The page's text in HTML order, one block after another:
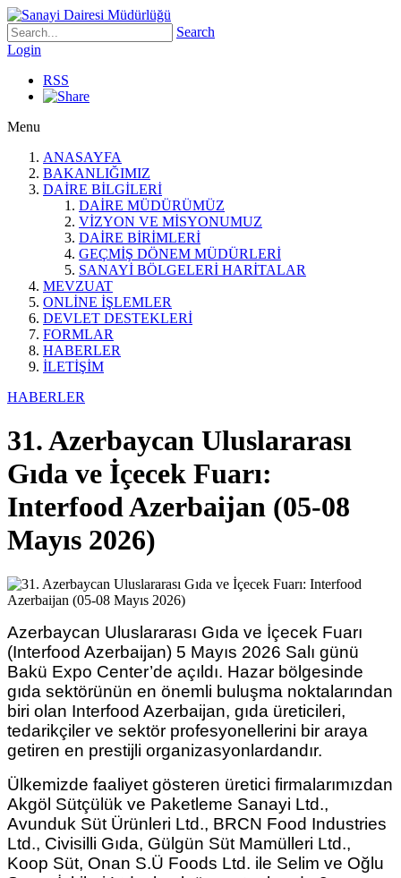
Search
Login
RSS
Menu
ANASAYFA
BAKANLIĞIMIZ
DAİRE BİLGİLERİ
DAİRE MÜDÜRÜMÜZ
VİZYON VE MİSYONUMUZ
DAİRE BİRİMLERİ
GEÇMİŞ DÖNEM MÜDÜRLERİ
SANAYİ BÖLGELERİ HARİTALAR
MEVZUAT
ONLİNE İŞLEMLER
DEVLET DESTEKLERİ
FORMLAR
HABERLER
İLETİŞİM
HABERLER
31. Azerbaycan Uluslararası
Gıda ve İçecek Fuarı:
Interfood Azerbaijan (05-08
Mayıs 2026)
Azerbaycan Uluslararası Gıda ve İçecek Fuarı
(Interfood Azerbaijan) 5 Mayıs 2026 Salı günü
Bakü Expo Center’de açıldı. Hazar bölgesinde
gıda sektörünün en önemli buluşma noktalarından
biri olan Interfood Azerbaijan, gıda üreticileri,
tedarikçiler ve sektör profesyonellerini bir araya
getiren en prestijli organizasyonlardandır.
Ülkemizde faaliyet gösteren üretici firmalarımızdan
Akgöl Sütçülük ve Paketleme Sanayi Ltd.,
Avunduk Süt Ürünleri Ltd., BRCN Food Industries
Ltd., Civisilli Gıda, Gülgün Süt Mamülleri Ltd.,
Koop Süt, Onan S.Ü Foods Ltd. ile Selim ve Oğlu